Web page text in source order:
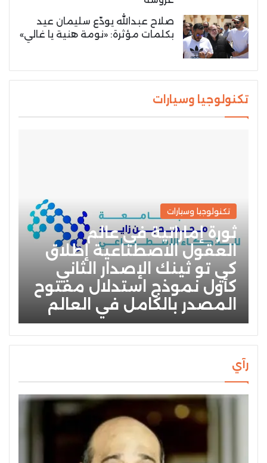
صلاح عبدالله يودّع سليمان عيد
بكلمات مؤثرة: «نومة هنية يا غالي»
تكنولوجيا وسيارات
تكنولوجيا وسيارات
ثورة إماراتية في عالم
العقول الاصطناعية إطلاق
كي تو ثينك الإصدار الثاني
كأول نموذج استدلال مفتوح
المصدر بالكامل في العالم
رآي